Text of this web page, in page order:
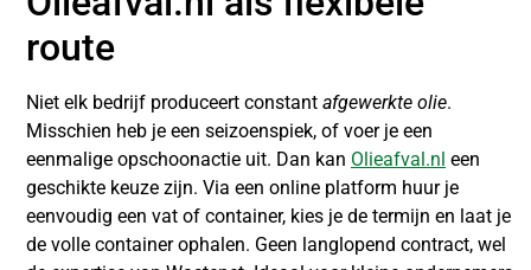
route
Niet elk bedrijf produceert constant afgewerkte olie.
Misschien heb je een seizoenspiek, of voer je een
eenmalige opschoonactie uit. Dan kan Olieafval.nl een
geschikte keuze zijn. Via een online platform huur je
eenvoudig een vat of container, kies je de termijn en laat je
de volle container ophalen. Geen langlopend contract, wel